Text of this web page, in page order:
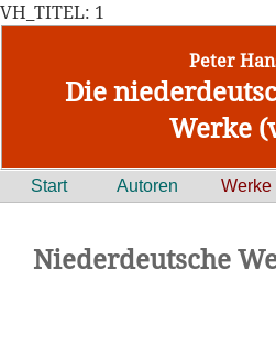
VH_TITEL: 1
Peter
Die
Werke
Start Autoren Werke
Niederdeutsche